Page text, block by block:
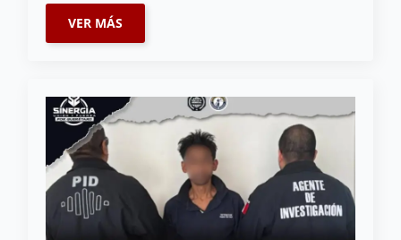
VER MÁS